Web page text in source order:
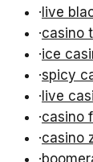
·live
·casino
·ice
·spicy
·live
·casino
·casino
·